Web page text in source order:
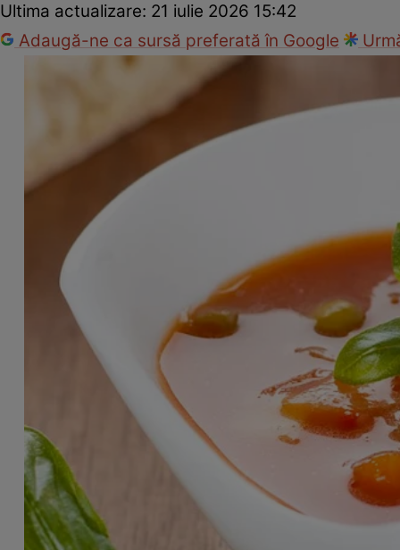
Ultima actualizare: 21 iulie 2026 15:42
Adaugă-ne ca sursă preferată în Google